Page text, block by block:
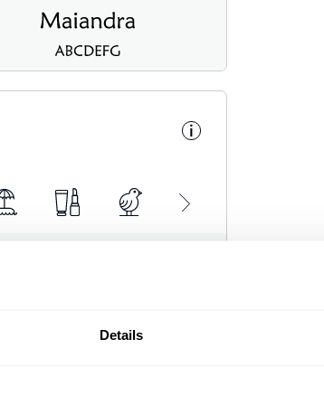
Details
i